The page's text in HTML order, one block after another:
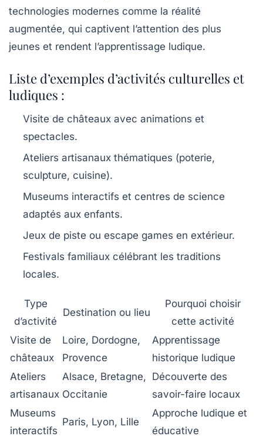
technologies modernes comme la réalité
augmentée, qui captivent l’attention des plus
jeunes et rendent l’apprentissage ludique.
Liste d’exemples d’activités culturelles et
ludiques :
Visite de châteaux avec animations et
spectacles.
Ateliers artisanaux thématiques (poterie,
sculpture, cuisine).
Museums interactifs et centres de science
adaptés aux enfants.
Jeux de piste ou escape games en extérieur.
Festivals familiaux célébrant les traditions
locales.
Type
d’activité
Destination ou lieu
Pourquoi choisir
cette activité
Visite de
châteaux
Loire, Dordogne,
Provence
Apprentissage
historique ludique
Ateliers
artisanaux
Alsace, Bretagne,
Occitanie
Découverte des
savoir-faire locaux
Museums
interactifs
Paris, Lyon, Lille
Approche ludique et
éducative